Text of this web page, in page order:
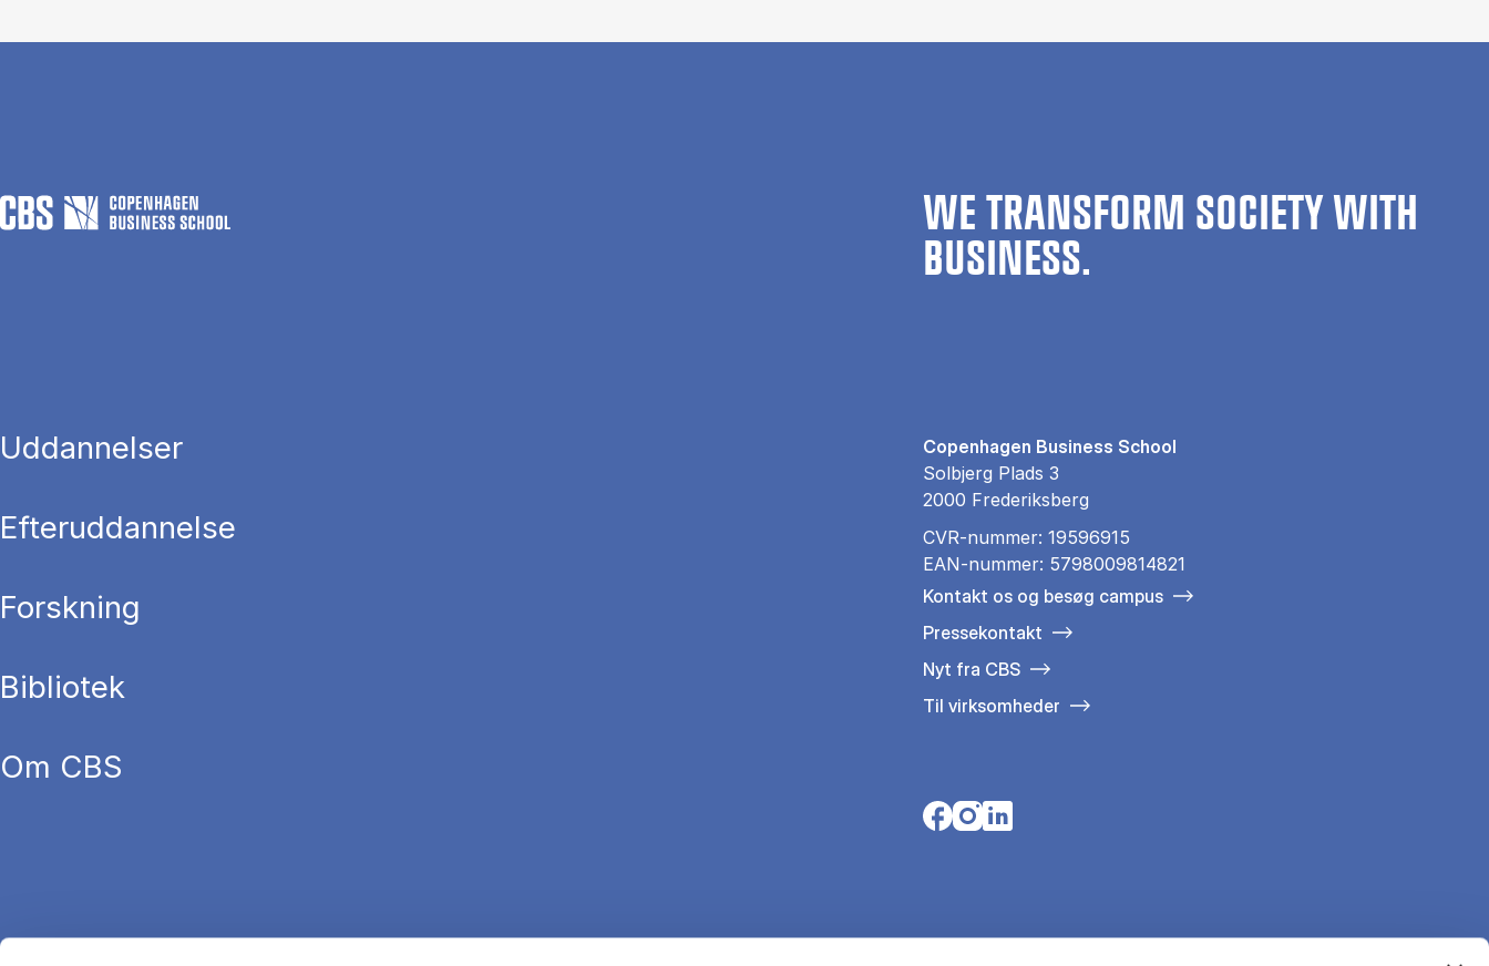
WE TRANSFORM SOCIETY WITH
BUSINESS.
Uddannelser
Efteruddannelse
Forskning
Bibliotek
Om CBS
Copenhagen Business School
Solbjerg Plads 3
2000 Frederiksberg
CVR-nummer: 19596915
EAN-nummer: 5798009814821
Kontakt os og besøg campus
Pressekontakt
Nyt fra CBS
Til virksomheder
Opens in a new tab
Opens in a new tab
Opens in a new tab